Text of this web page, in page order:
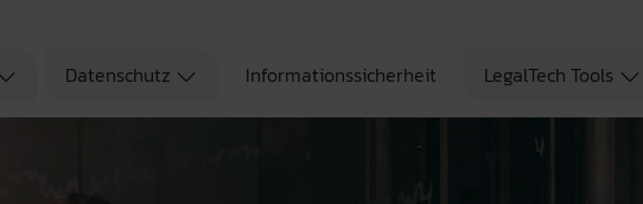
Datenschutz Informationssicherheit LegalTech Tools